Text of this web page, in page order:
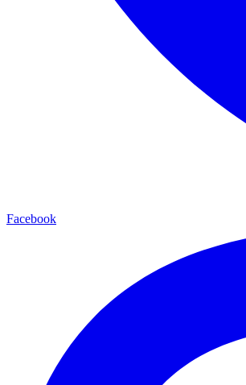
Facebook